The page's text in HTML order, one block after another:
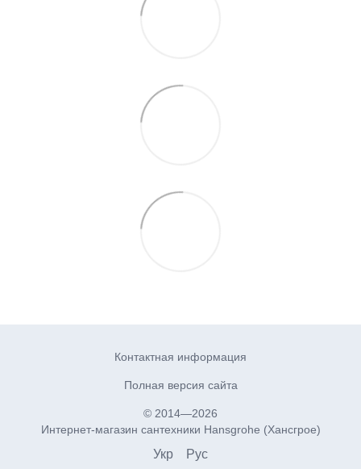
Контактная информация
Полная версия сайта
© 2014—2026
Интернет-магазин сантехники Hansgrohe (Хансгрое)
Укр Рус